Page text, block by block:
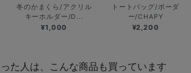
冬のかまくら/アクリル
キーホルダー/D...
¥1,000
トートバッグ/ボーダ
ー/CHAPY
¥2,200
た人は、こんな商品も買っています